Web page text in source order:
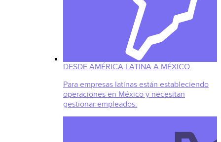
DESDE AMÉRICA LATINA A MÉXICO
Para empresas latinas están estableciendo
operaciones en México y necesitan
gestionar empleados.